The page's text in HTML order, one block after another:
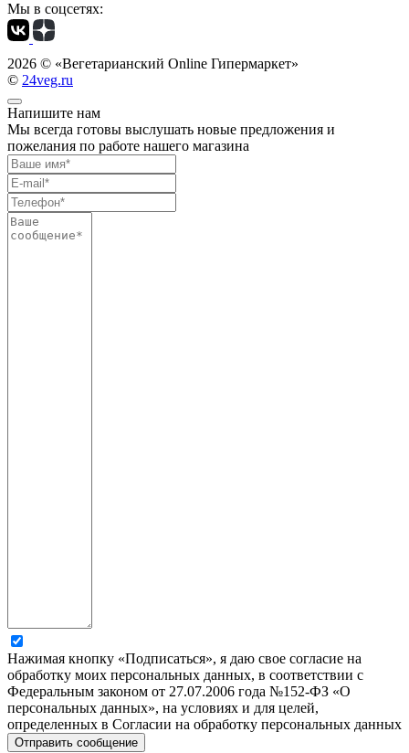
Мы в соцсетях:
2026 © «Вегетарианский Online Гипермаркет»
© 24veg.ru
Напишите нам
Мы всегда готовы выслушать новые предложения и
пожелания по работе нашего магазина
Нажимая кнопку «Подписаться», я даю свое согласие на
обработку моих персональных данных, в соответствии с
Федеральным законом от 27.07.2006 года №152-ФЗ «О
персональных данных», на условиях и для целей,
определенных в Согласии на обработку персональных данных